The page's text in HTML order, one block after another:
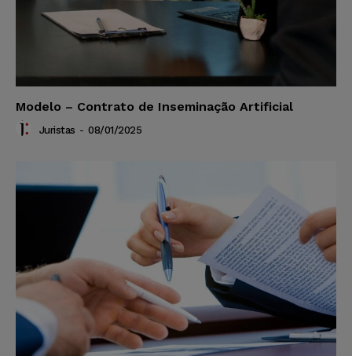
Modelo – Contrato de Inseminação Artificial
Juristas - 08/01/2025